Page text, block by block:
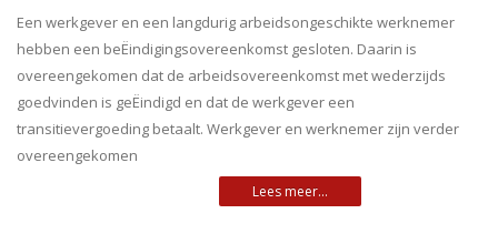
Een werkgever en een langdurig arbeidsongeschikte werknemer
hebben een beËindigingsovereenkomst gesloten. Daarin is
overeengekomen dat de arbeidsovereenkomst met wederzijds
goedvinden is geËindigd en dat de werkgever een
transitievergoeding betaalt. Werkgever en werknemer zijn verder
overeengekomen